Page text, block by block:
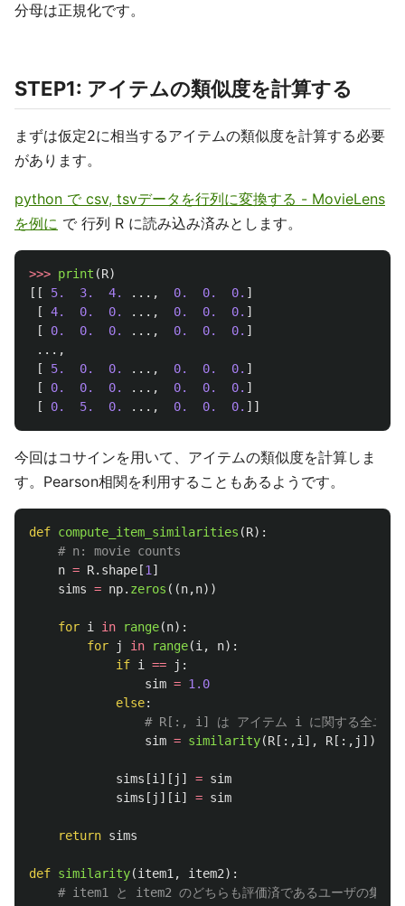
分母は正規化です。
STEP1: アイテムの類似度を計算する
まずは仮定2に相当するアイテムの類似度を計算する必要
があります。
python で csv, tsvデータを行列に変換する - MovieLens
を例に で 行列 R に読み込み済みとします。
>>> print (R)
[[
5. 3. 4. ..., 0. 0. 0. ]
[
4. 0. 0. ..., 0. 0. 0. ]
[
0. 0. 0. ..., 0. 0. 0. ]
...,
[
5. 0. 0. ..., 0. 0. 0. ]
[
0. 0. 0. ..., 0. 0. 0. ]
[
0. 5. 0. ..., 0. 0. 0. ]]
今回はコサインを用いて、アイテムの類似度を計算しま
す。Pearson相関を利用することもあるようです。
def compute_item_similarities (R):
n = R. shape [1 ]
sims = np. zeros ((n,n))
for i in range(n):
for
j in range(i , n):
if i == j :
sim = 1.0
else:
sim = similarity(R [:,i ], R [:, j ])
sims [i ][ j ] = sim
sims [ j ][i ] = sim
return sims
def similarity(item1 , item2):